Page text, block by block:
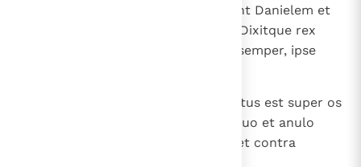
Tunc rex praecepit, et adduxerunt Danielem et
miserunt eum in lacum leonum. Dixitque rex
Danieli: " Deus tuus, quem colis semper, ipse
Allatusque est lapis unus et positus est super os
laci; quem obsignavit rex anulo suo et anulo
optimatum suorum, ne quid fieret contra